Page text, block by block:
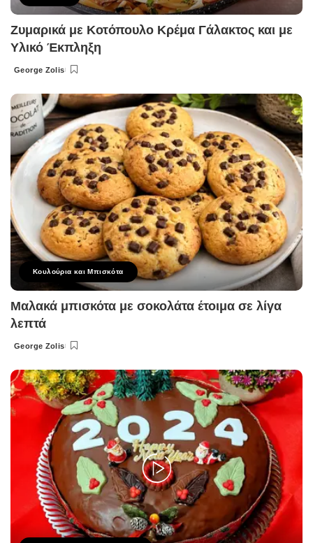
Ζυμαρικά με Κοτόπουλο Κρέμα Γάλακτος και με
Υλικό Έκπληξη
Posted
George Zolis
Κουλούρια και Μπισκότα
Μαλακά μπισκότα με σοκολάτα έτοιμα σε λίγα
λεπτά
Posted
George Zolis